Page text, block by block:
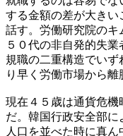
する金額の差が大きい
話す。労働研究院のキ
５０代の非自発的失
規職の二重構造でいず
り早く労働市場から離
現在４５歳は通貨危機
だ。韓国行政安全部
人口を並べた時に真